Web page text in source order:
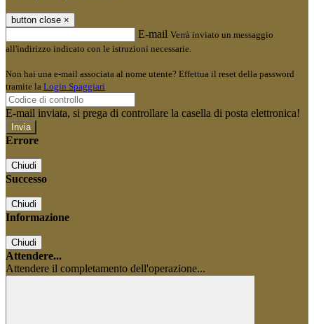
button close ×
E-mail Verrà inviato un messaggio
all'indirizzo indicato con le istruzioni necessarie.
Non hai una e-mail associata al nome utente? Effettua il reset della password
tramite la Login Spaggiari
E-mail inviata, si prega di controllare la casella di posta elettronica!
Errore
Chiudi
Successo
Chiudi
Informazione
Chiudi
Attendere...
Attendere il completamento dell'operazione...